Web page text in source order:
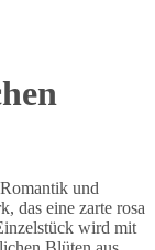
und
das eine zarte rosa
wird mit